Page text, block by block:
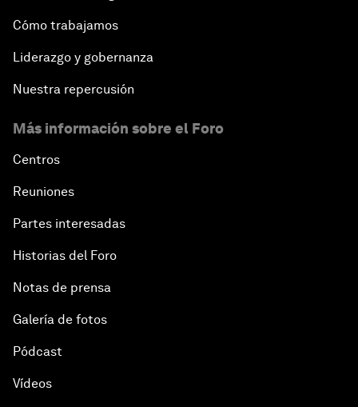
Cómo trabajamos
Liderazgo y gobernanza
Nuestra repercusión
Más información sobre el Foro
Centros
Reuniones
Partes interesadas
Historias del Foro
Notas de prensa
Galería de fotos
Pódcast
Vídeos